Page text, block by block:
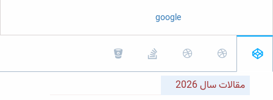
google Scholar
مقالات سال 2026